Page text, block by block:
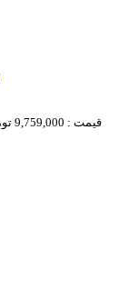
قیمت : 9,759,000 تومان